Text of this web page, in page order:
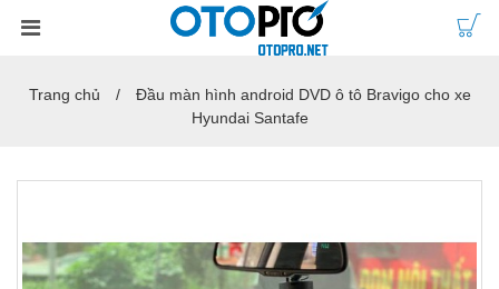
Trang chủ
Đầu màn hình android DVD ô tô Bravigo cho xe
Hyundai Santafe